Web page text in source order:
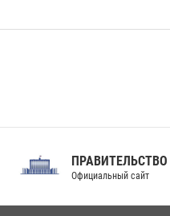
ПРАВИТЕЛЬСТВО РФ
Официальный сайт